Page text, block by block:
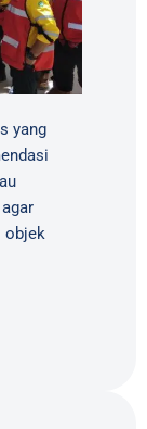
yang
objek